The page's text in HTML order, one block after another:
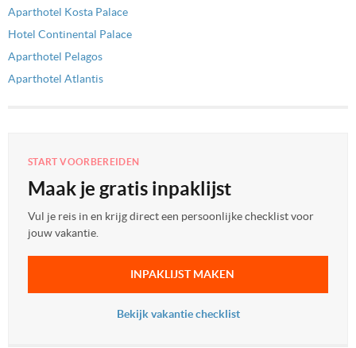
Aparthotel Kosta Palace
Hotel Continental Palace
Aparthotel Pelagos
Aparthotel Atlantis
START VOORBEREIDEN
Maak je gratis inpaklijst
Vul je reis in en krijg direct een persoonlijke checklist voor
jouw vakantie.
INPAKLIJST MAKEN
Bekijk vakantie checklist